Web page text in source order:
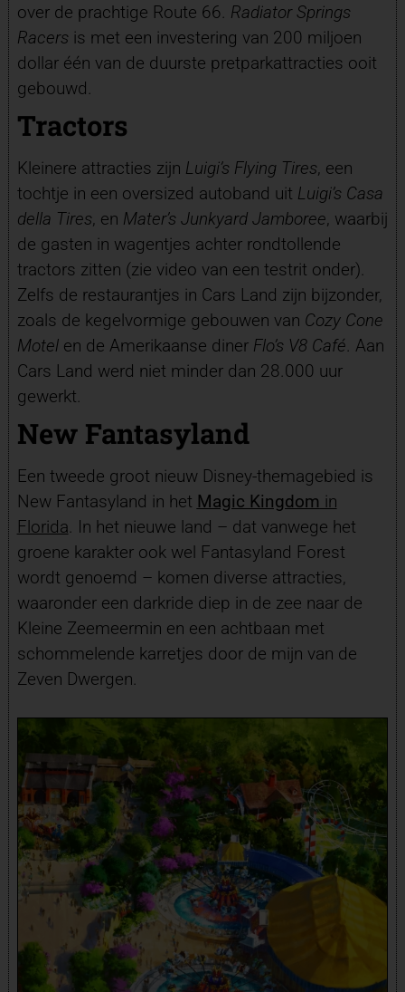
over de prachtige Route 66. Radiator Springs
Racersis met een investering van 200 miljoen
dollar één van de duurste pretparkattracties ooit
gebouwd.
Tractors
Kleinere attracties zijn Luigi’s Flying Tires, een
tochtje in een oversized autoband uit Luigi’s Casa
della Tires, en Mater’s Junkyard Jamboree, waarbij
de gasten in wagentjes achter rondtollende
tractors zitten (zie video van een testrit onder).
Zelfs de restaurantjes in Cars Land zijn bijzonder,
zoals de kegelvormige gebouwen van Cozy Cone
Motel en de Amerikaanse diner Flo’s V8 Café. Aan
Cars Land werd niet minder dan 28.000 uur
gewerkt.
New Fantasyland
Een tweede groot nieuw Disney-themagebied is
New Fantasyland in het Magic Kingdom in
Florida. In het nieuwe land – dat vanwege het
groene karakter ook wel Fantasyland Forest
wordt genoemd – komen diverse attracties,
waaronder een darkride diep in de zee naar de
Kleine Zeemeermin en een achtbaan met
schommelende karretjes door de mijn van de
Zeven Dwergen.